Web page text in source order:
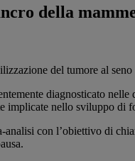
della
diagnosticato
implicate nello sviluppo
con l’obiettivo di